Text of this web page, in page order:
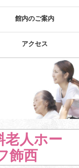
館内のご案内
アクセス
人ホー
飾西